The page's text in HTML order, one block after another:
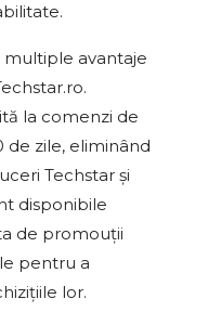
avantaje
la comenzi de
de zile, eliminând
Techstar și
disponibile
de promouții
pentru a
lor.